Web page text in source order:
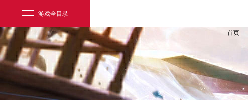
游戏全目录
首页